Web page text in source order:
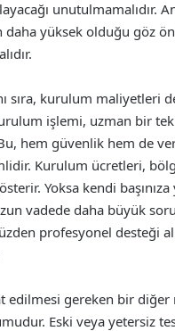
unutulmamalıdır.
yüksek olduğu göz
sıra, kurulum maliyetleri
işlemi, uzman bir
hem güvenlik hem de
Kurulum ücretleri,
Yoksa kendi
vadede daha büyük
profesyonel desteği
edilmesi gereken bir
Eski veya yetersiz